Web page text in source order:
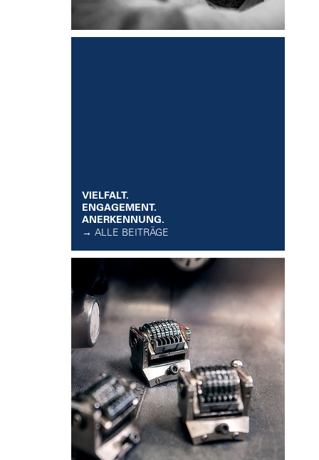
VIELFALT.
ENGAGEMENT.
ANERKENNUNG.
→ ALLE BEITRÄGE